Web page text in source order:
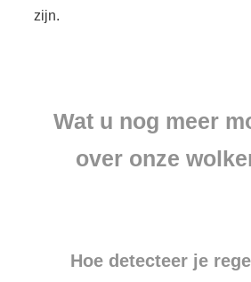
zijn.
Wat u nog meer
over onze
Hoe detecteer je